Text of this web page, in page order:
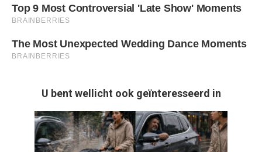
U bent wellicht ook geïnteresseerd in